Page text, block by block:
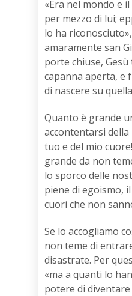
«Era nel mondo e
per mezzo di lui;
lo ha
amaramente san
porte chiuse,
capanna aperta, e
di nascere su
Quanto è grande
accontentarsi della
tuo e del mio
grande da non
lo sporco delle
piene di egoismo,
cuori che non
Se lo accogliamo
non teme di
disastrate. Per
«ma a quanti lo
potere di diventare